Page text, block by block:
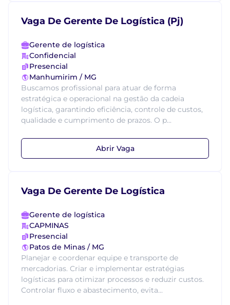
Vaga De Gerente De Logística (Pj)
Gerente de logística
Confidencial
Presencial
Manhumirim / MG
Buscamos profissional para atuar de forma
estratégica e operacional na gestão da cadeia
logística, garantindo eficiência, controle de custos,
qualidade e cumprimento de prazos. O p...
Abrir Vaga
Vaga De Gerente De Logística
Gerente de logística
CAPMINAS
Presencial
Patos de Minas / MG
Planejar e coordenar equipe e transporte de
mercadorias. Criar e implementar estratégias
logísticas para otimizar processos e reduzir custos.
Controlar fluxo e abastecimento, evita...